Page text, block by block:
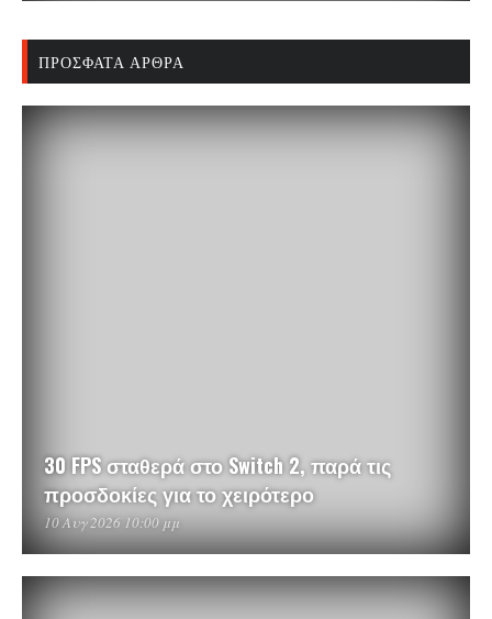
ΠΡΌΣΦΑΤΑ ΆΡΘΡΑ
30 FPS σταθερά στο Switch 2, παρά τις
προσδοκίες για το χειρότερο
10 Αυγ 2026 10:00 μμ